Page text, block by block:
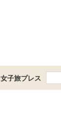
女子旅プレス